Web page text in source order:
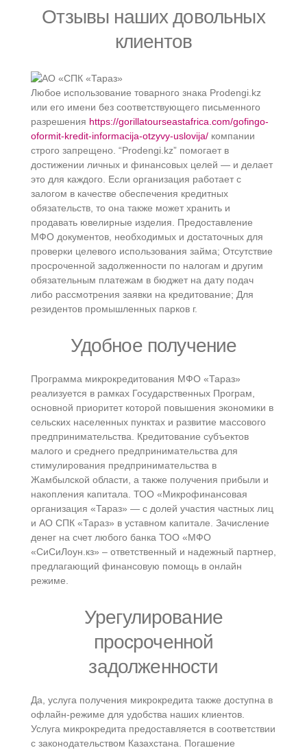
Отзывы наших довольных
клиентов
Любое использование товарного знака Prodengi.kz
или его имени без соответствующего письменного
разрешения https://gorillatourseastafrica.com/gofingo-
oformit-kredit-informacija-otzyvy-uslovija/ компании
строго запрещено. “Prodengi.kz” помогает в
достижении личных и финансовых целей — и делает
это для каждого. Если организация работает с
залогом в качестве обеспечения кредитных
обязательств, то она также может хранить и
продавать ювелирные изделия. Предоставление
МФО документов, необходимых и достаточных для
проверки целевого использования займа; Отсутствие
просроченной задолженности по налогам и другим
обязательным платежам в бюджет на дату подач
либо рассмотрения заявки на кредитование; Для
резидентов промышленных парков г.
Удобное получение
Программа микрокредитования МФО «Тараз»
реализуется в рамках Государственных Програм,
основной приоритет которой повышения экономики в
сельских населенных пунктах и развитие массового
предпринимательства. Кредитование субъектов
малого и среднего предпринимательства для
стимулирования предпринимательства в
Жамбылской области, а также получения прибыли и
накопления капитала. ТОО «Микрофинансовая
организация «Тараз» — с долей участия частных лиц
и АО СПК «Тараз» в уставном капитале. Зачисление
денег на счет любого банка ТОО «МФО
«СиСиЛоун.кз» – ответственный и надежный партнер,
предлагающий финансовую помощь в онлайн
режиме.
Урегулирование
просроченной
задолженности
Да, услуга получения микрокредита также доступна в
офлайн-режиме для удобства наших клиентов.
Услуга микрокредита предоставляется в соответствии
с законодательством Казахстана. Погашение